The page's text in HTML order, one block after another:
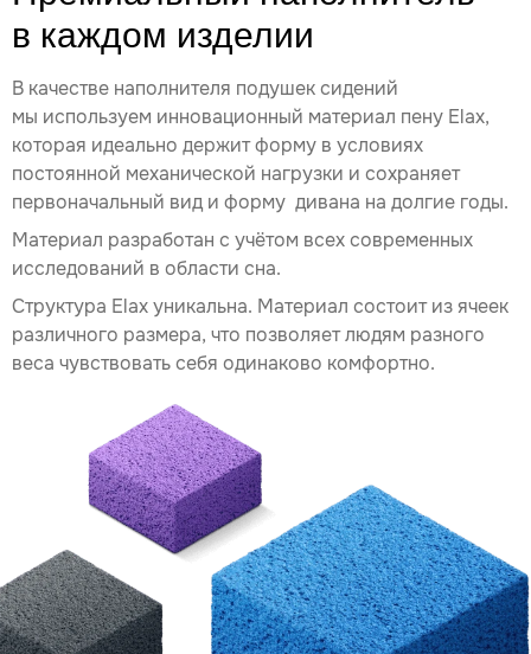
в каждом изделии
В качестве наполнителя подушек сидений
мы используем инновационный материал пену Elax,
которая идеально держит форму в условиях
постоянной механической нагрузки и сохраняет
первоначальный вид и форму дивана на долгие годы.
Материал разработан с учётом всех современных
исследований в области сна.
Структура Elax уникальна. Материал состоит из ячеек
различного размера, что позволяет людям разного
веса чувствовать себя одинаково комфортно.